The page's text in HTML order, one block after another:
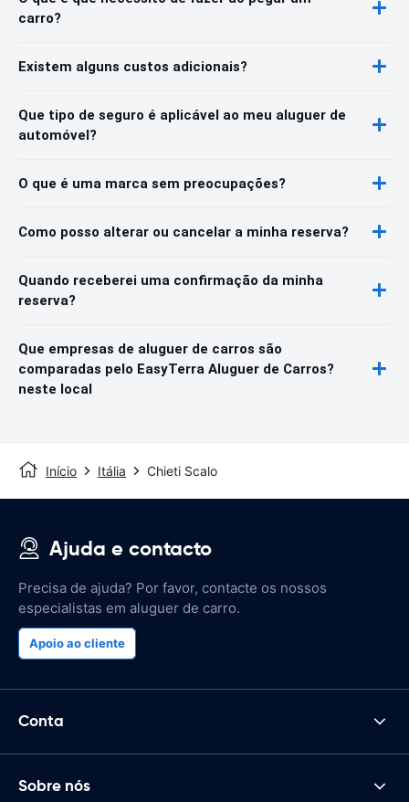
carro?
Existem alguns custos adicionais?
Que tipo de seguro é aplicável ao meu aluguer de
automóvel?
O que é uma marca sem preocupações?
Como posso alterar ou cancelar a minha reserva?
Quando receberei uma confirmação da minha
reserva?
Que empresas de aluguer de carros são
comparadas pelo EasyTerra Aluguer de Carros?
neste local
Início Itália Chieti Scalo
Ajuda e contacto
Precisa de ajuda? Por favor, contacte os nossos
especialistas em aluguer de carro.
Apoio ao cliente
Conta
Sobre nós